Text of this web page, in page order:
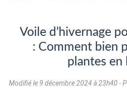
Voile d’hivernage
: Comment bien
plantes en
Modifié le 9 décembre 2024 à 23h40 -